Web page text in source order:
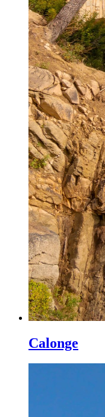
Calonge